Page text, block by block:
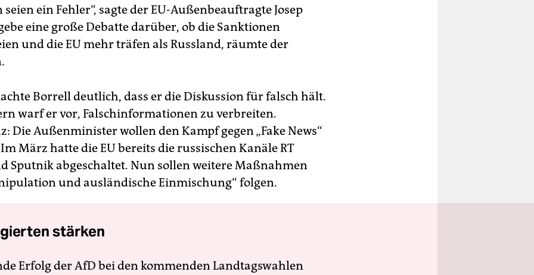
ein Fehler“, sagte der EU-Außenbeauftragte Josep
eine große Debatte darüber, ob die Sanktionen
und die EU mehr träfen als Russland, räumte der
Borrell deutlich, dass er die Diskussion für falsch hält.
warf er vor, Falschinformationen zu verbreiten.
Die Außenminister wollen den Kampf gegen „Fake News“
März hatte die EU bereits die russischen Kanäle RT
Sputnik abgeschaltet. Nun sollen weitere Maßnahmen
und ausländische Einmischung“ folgen.
stärken
Erfolg der AfD bei den kommenden Landtagswahlen